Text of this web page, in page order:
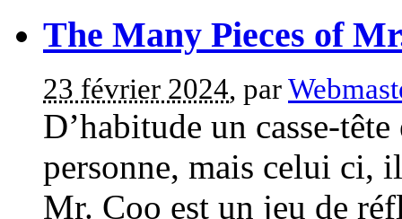
The Many Pieces of
23 février 2024, par
D’habitude un casse-
personne, mais celui ci,
Mr. Coo est un jeu de